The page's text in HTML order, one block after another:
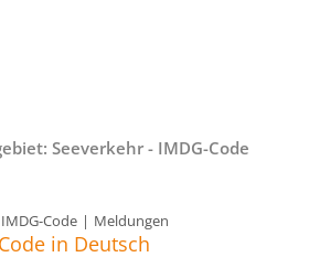
Seeverkehr - IMDG-Code
Code | Meldungen
in Deutsch